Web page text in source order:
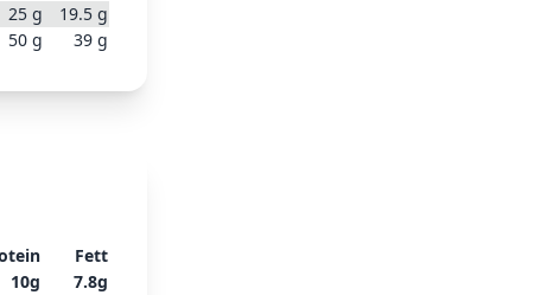
25 g 19.5 g
50 g 39 g
Fett
10g 7.8g